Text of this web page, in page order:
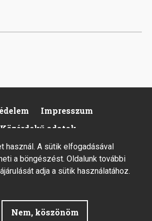
Impresszum
Közérdekű adatok
Vision Kft.
használ. A sütik elfogadásával
a böngészést. Oldalunk további
adja a sütik használatához.
Nem, köszönöm